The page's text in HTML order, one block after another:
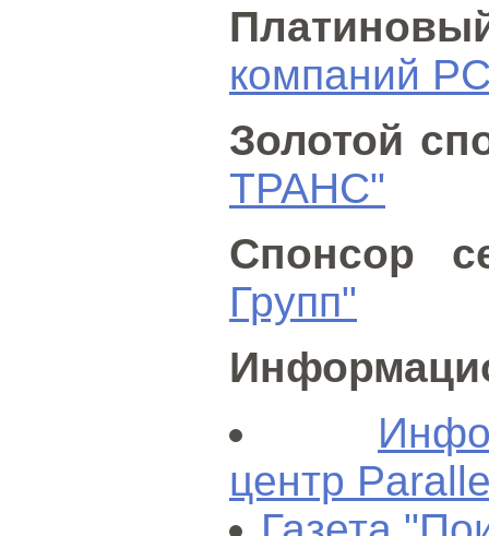
компаний
Золотой
ТРАНС"
Спонсор
Групп"
центр